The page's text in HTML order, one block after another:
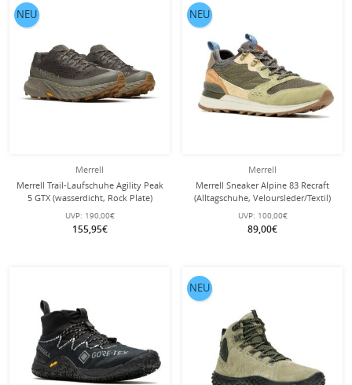
Merrell
Merrell Trail-Laufschuhe Agility Peak
5 GTX (wasserdicht, Rock Plate)
UVP: 190,00€
155,95€
NEU
Merrell
Merrell Sneaker Alpine 83 Recraft
(Alltagschuhe, Veloursleder/Textil)
UVP: 100,00€
89,00€
NEU
NEU